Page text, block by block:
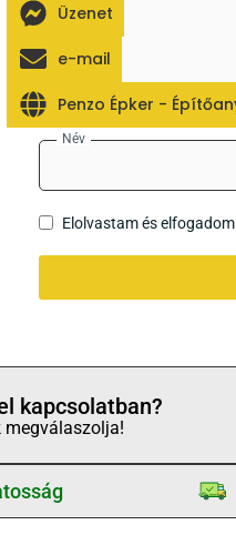
Név
Elolvastam és
kapcsolatban?
megválaszolja!
Üzenet
e-mail
Penzo Épker -